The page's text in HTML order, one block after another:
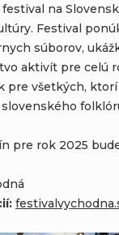
na
Festival
súborov,
aktivít pre celú
pre všetkých,
pre rok 2025
festivalvychodna